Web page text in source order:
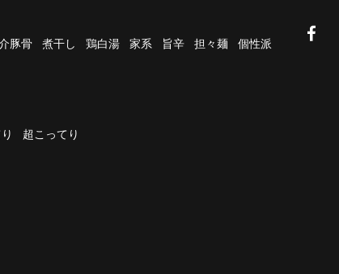
豚骨 煮干し 鶏白湯 家系 旨辛 担々麺
個性派
超こってり